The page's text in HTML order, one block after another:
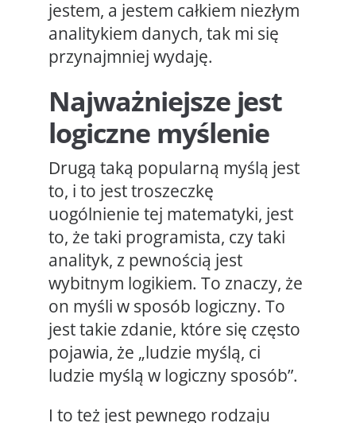
jestem, a jestem całkiem niezłym
analitykiem danych, tak mi się
przynajmniej wydaję.
Najważniejsze jest
logiczne myślenie
Drugą taką popularną myślą jest
to, i to jest troszeczkę
uogólnienie tej matematyki, jest
to, że taki programista, czy taki
analityk, z pewnością jest
wybitnym logikiem. To znaczy, że
on myśli w sposób logiczny. To
jest takie zdanie, które się często
pojawia, że „ludzie myślą, ci
ludzie myślą w logiczny sposób”.
I to też jest pewnego rodzaju